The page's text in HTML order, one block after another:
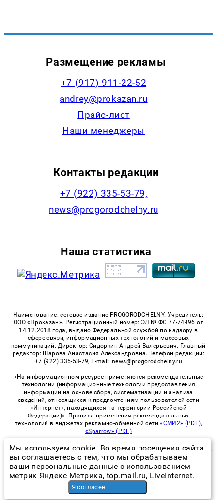
Размещение рекламы
+7 (917) 911-22-52
andrey@prokazan.ru
Прайс-лист
Наши менеджеры
Контакты редакции
+7 (922) 335-53-79,
news@progorodchelny.ru
Наша статистика
Наименование: сетевое издание PROGORODCHELNY. Учредитель:
ООО «Проказан». Регистрационный номер: ЭЛ № ФС 77-74496 от
14.12.2018 года, выдано Федеральной службой по надзору в
сфере связи, информационных технологий и массовых
коммуникаций. Директор: Сидоркин Андрей Валерьевич. Главный
редактор: Шарова Анастасия Александровна. Телефон редакции:
+7 (922) 335-53-79, E-mail: news@progorodchelny.ru
«На информационном ресурсе применяются рекомендательные
технологии (информационные технологии предоставления
информации на основе сбора, систематизации и анализа
сведений, относящихся к предпочтениям пользователей сети
«Интернет», находящихся на территории Российской
Федерации)». Правила применения рекомендательных
технологий в виджетах рекламно-обменной сети«СМИ2» (PDF),
«Sparrow» (PDF)
© 2026 «PROGorodChelny» | Все права защищены
Возрастная категория сайта 16+
Политика конфиденциальности
Мы используем cookie. Во время посещения сайта
вы соглашаетесь с тем, что мы обрабатываем
ваши персональные данные с использованием
метрик Яндекс Метрика, top.mail.ru, LiveInternet.
Я согласен